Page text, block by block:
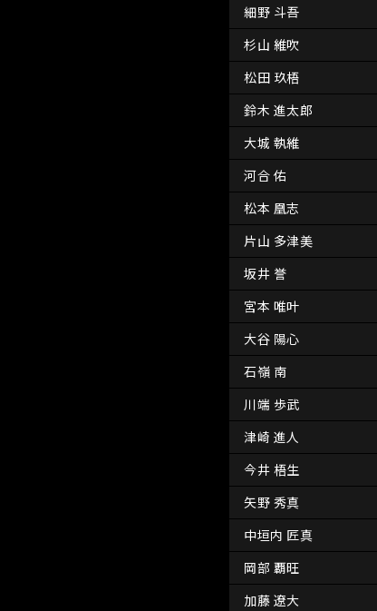
細野 斗吾
杉山 維吹
松田 玖梧
鈴木 進太郎
大城 執維
河合 佑
松本 凰志
片山 多津美
坂井 誉
宮本 唯叶
大谷 陽心
石嶺 南
川端 歩武
津崎 進人
今井 梧生
矢野 秀真
中垣内 匠真
岡部 覇旺
加藤 遼大